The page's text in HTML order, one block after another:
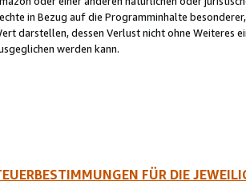
in Bezug auf die Programminhalte
darstellen, dessen Verlust nicht ohne Weiteres
werden kann.
FÜR DIE